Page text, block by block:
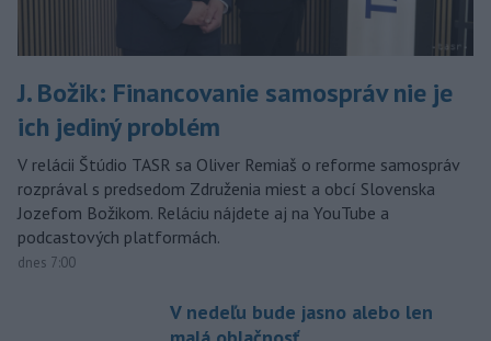
J. Božik: Financovanie samospráv nie je
ich jediný problém
V relácii Štúdio TASR sa Oliver Remiaš o reforme samospráv
rozprával s predsedom Združenia miest a obcí Slovenska
Jozefom Božikom. Reláciu nájdete aj na YouTube a
podcastových platformách.
dnes 7:00
V nedeľu bude jasno alebo len